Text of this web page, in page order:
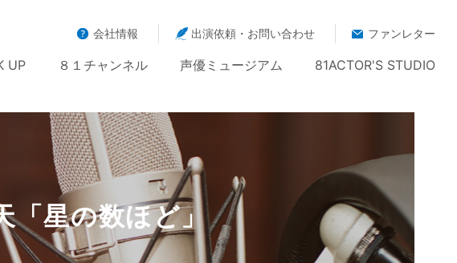
会社情報 出演依頼・お問い合わせ ファンレター
UP ８１チャンネル 声優ミュージアム 81ACTOR'S STUDIO
「星の数ほど」